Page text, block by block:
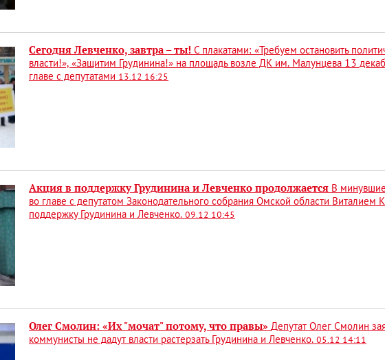
Сегодня Левченко, завтра – ты! С плакатами: «Требуем остановить
власти!», «Защитим Грудинина!» на площадь возле ДК им. Малунцева 13
главе с депутатами 13.12 16:25
Акция в поддержку Грудинина и Левченко продолжается В
во главе с депутатом Законодательного собрания Омской области
поддержку Грудинина и Левченко. 09.12 10:45
Олег Смолин: «Их "мочат" потому, что правы» Депутат Олег Смолин
коммунисты не дадут власти растерзать Грудинина и Левченко. 05.12 14:11